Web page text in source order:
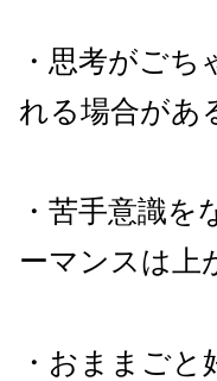
・思考がご
れる場合があ
・苦手意識
ーマンスは上
・おままご